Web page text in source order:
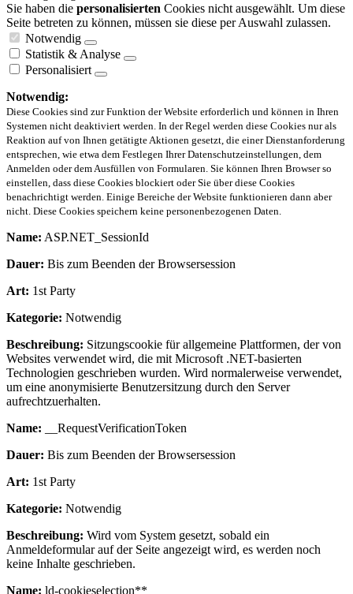
Sie haben die personalisierten Cookies nicht ausgewählt. Um diese
Seite betreten zu können, müssen sie diese per Auswahl zulassen.
Notwendig
Statistik & Analyse
Personalisiert
Notwendig:
Diese Cookies sind zur Funktion der Website erforderlich und können in Ihren
Systemen nicht deaktiviert werden. In der Regel werden diese Cookies nur als
Reaktion auf von Ihnen getätigte Aktionen gesetzt, die einer Dienstanforderung
entsprechen, wie etwa dem Festlegen Ihrer Datenschutzeinstellungen, dem
Anmelden oder dem Ausfüllen von Formularen. Sie können Ihren Browser so
einstellen, dass diese Cookies blockiert oder Sie über diese Cookies
benachrichtigt werden. Einige Bereiche der Website funktionieren dann aber
nicht. Diese Cookies speichern keine personenbezogenen Daten.
Name: ASP.NET_SessionId
Dauer: Bis zum Beenden der Browsersession
Art: 1st Party
Kategorie: Notwendig
Beschreibung: Sitzungscookie für allgemeine Plattformen, der von
Websites verwendet wird, die mit Microsoft .NET-basierten
Technologien geschrieben wurden. Wird normalerweise verwendet,
um eine anonymisierte Benutzersitzung durch den Server
aufrechtzuerhalten.
Name: __RequestVerificationToken
Dauer: Bis zum Beenden der Browsersession
Art: 1st Party
Kategorie: Notwendig
Beschreibung: Wird vom System gesetzt, sobald ein
Anmeldeformular auf der Seite angezeigt wird, es werden noch
keine Inhalte geschrieben.
Name: ld-cookieselection**